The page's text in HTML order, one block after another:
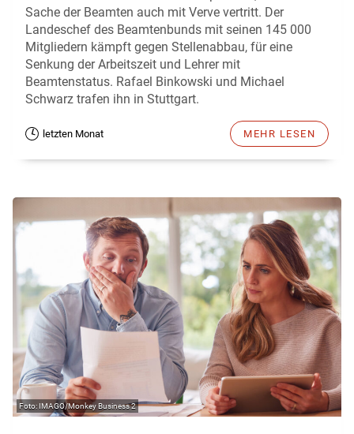
Sache der Beamten auch mit Verve vertritt. Der
Landeschef des Beamtenbunds mit seinen 145 000
Mitgliedern kämpft gegen Stellenabbau, für eine
Senkung der Arbeitszeit und Lehrer mit
Beamtenstatus. Rafael Binkowski und Michael
Schwarz trafen ihn in Stuttgart.
letzten Monat MEHR LESEN
IMAGO/Monkey Business 2